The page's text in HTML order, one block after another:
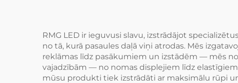
RMG LED ir ieguvusi slavu, izstrādājot
no tā, kurā pasaules daļā viņi atrodas. Mēs
reklāmas līdz pasākumiem un izstādēm — mēs
vajadzībām — no nomas displejiem līdz
mūsu produkti tiek izstrādāti ar maksimālu rūpi